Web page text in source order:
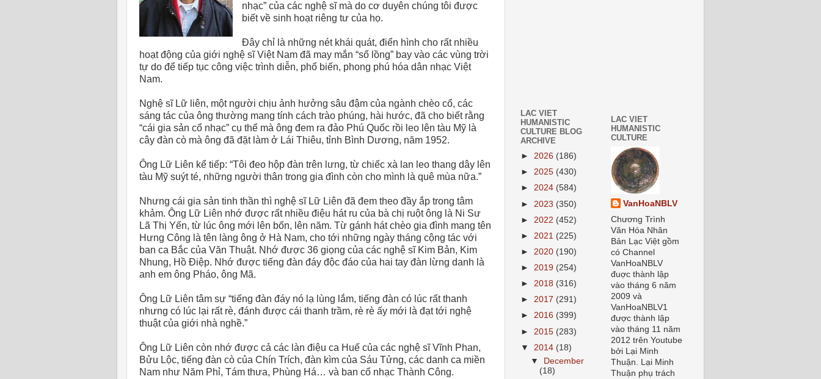
nhạc” của các nghệ sĩ mà do cơ duyên chúng tôi được
biết về sinh hoạt riêng tư của họ.
Đây chỉ là những nét khái quát, điển hình cho rất nhiều
hoạt động của giới nghệ sĩ Việt Nam đã may mắn “sổ lồng” bay vào các vùng trời
tự do để tiếp tục công việc trình diễn, phổ biến, phong phú hóa dân nhạc Việt
Nam.
Nghệ sĩ Lữ liên, một người chịu ảnh hưởng sâu đậm của ngành chèo cổ, các
sáng tác của ông thường mang tính cách trào phúng, hài hước, đã cho biết rằng
“cái gia sản cổ nhạc” cụ thể mà ông đem ra đảo Phú Quốc rồi leo lên tàu Mỹ là
cây đàn cò mà ông đã đặt làm ở Lái Thiêu, tỉnh Bình Dương, năm 1952.
Ông Lữ Liên kể tiếp: “Tôi đeo hộp đàn trên lưng, từ chiếc xà lan leo thang dây lên
tàu Mỹ suýt té, những người thân trong gia đình còn cho mình là quê mùa nữa.”
Nhưng cái gia sản tinh thần thì nghệ sĩ Lữ Liên đã đem theo đầy ắp trong tâm
khảm. Ông Lữ Liên nhớ được rất nhiều điệu hát ru của bà chị ruột ông là Ni Sư
Lã Thị Yến, từ lúc ông mới lên bốn, lên năm. Từ gánh hát chèo gia đình mang tên
Hưng Công là tên làng ông ở Hà Nam, cho tới những ngày tháng cộng tác với
ban ca Bắc của Văn Thuật. Nhớ được 36 giọng của các nghệ sĩ Kim Bản, Kim
Nhung, Hồ Điệp. Nhớ được tiếng đàn đáy độc đáo của hai tay đàn lừng danh là
anh em ông Pháo, ông Mã.
Ông Lữ Liên tâm sự “tiếng đàn đáy nó lạ lùng lắm, tiếng đàn có lúc rất thanh
nhưng có lúc lại rất rè, đánh được cái thanh trầm, rè rè ấy mới là đạt tới nghệ
thuật của giới nhà nghề.”
Ông Lữ Liên còn nhớ được cả các làn điệu ca Huế của các nghệ sĩ Vĩnh Phan,
Bửu Lộc, tiếng đàn cò của Chín Trích, đàn kìm của Sáu Tửng, các danh ca miền
Nam như Năm Phỉ, Tám thưa, Phùng Há… và ban cổ nhạc Thành Công.
LAC VIET
HUMANISTIC
CULTURE BLOG
ARCHIVE
► 2026 (186)
► 2025 (430)
► 2024 (584)
► 2023 (350)
► 2022 (452)
► 2021 (225)
► 2020 (190)
► 2019 (254)
► 2018 (316)
► 2017 (291)
► 2016 (399)
► 2015 (283)
▼ 2014 (18)
▼
December
(18)
LAC VIET
HUMANISTIC
CULTURE
VanHoaNBLV
Chương Trình
Văn Hóa Nhân
Bản Lạc Việt gồm
có Channel
VanHoaNBLV
đuợc thành lập
vào tháng 6 năm
2009 và
VanHoaNBLV1
được thành lập
vào tháng 11 năm
2012 trên Youtube
bởi Lại Minh
Thuận. Lại Minh
Thuận phụ trách